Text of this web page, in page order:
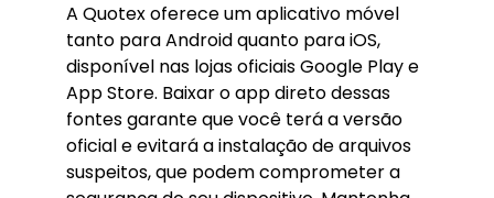
A Quotex oferece um aplicativo móvel
tanto para Android quanto para iOS,
disponível nas lojas oficiais Google Play e
App Store. Baixar o app direto dessas
fontes garante que você terá a versão
oficial e evitará a instalação de arquivos
suspeitos, que podem comprometer a